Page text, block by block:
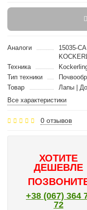
Аналоги
15035-
Техника
Тип техники
Товар
Лапы |
Все характеристики
0 отзывов
ХОТИТЕ
ДЕШЕВЛЕ
+38 (067) 364
72